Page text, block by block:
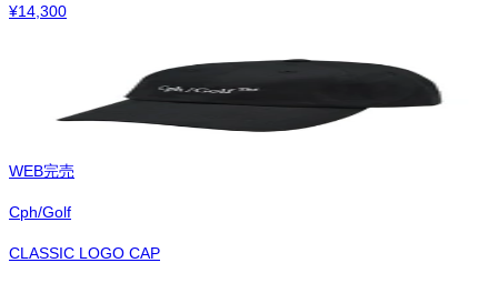
¥14,300
WEB完売
Cph/Golf
CLASSIC LOGO CAP